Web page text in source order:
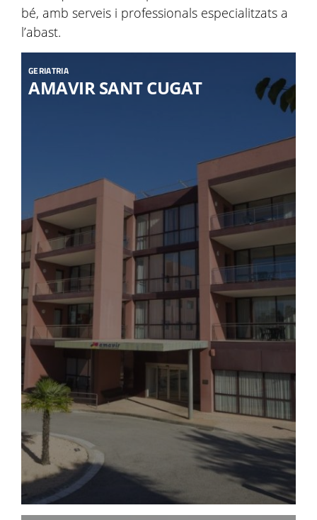
bé, amb serveis i professionals especialitzats a
l’abast.
GERIATRIA
AMAVIR SANT CUGAT